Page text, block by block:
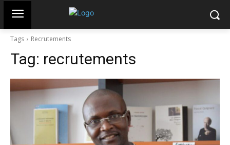
Tags Recrutements
Tag: recrutements